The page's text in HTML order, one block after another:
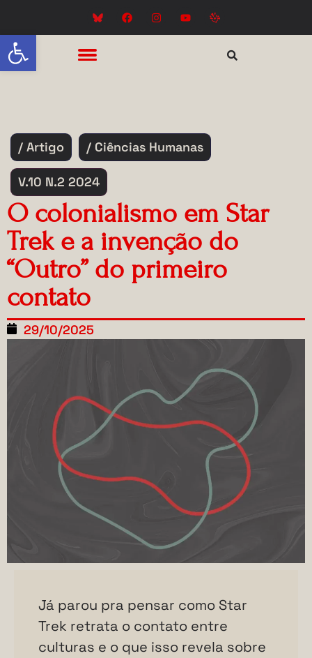
Abrir a barra de ferramentas
/ Artigo / Ciências Humanas
V.10 N.2 2024
O colonialismo em Star
Trek e a invenção do
“Outro” do primeiro
contato
29/10/2025
Já parou pra pensar como Star
Trek retrata o contato entre
culturas e o que isso revela sobre